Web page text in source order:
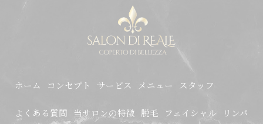
ホーム コンセプト サービス メニュー スタッフ
よくある質問 当サロンの特徴 脱毛 フェイシャル リンパ